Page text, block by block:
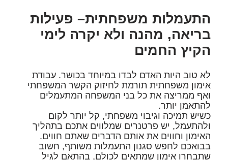
התעמלות משפחתית– פעילות
בריאה, מהנה ולא יקרה לימי
הקיץ החמים
לא טוב היות האדם לבדו במיוחד בכושר. עבודת
אימון משפחתית תורמת לחיזוק הקשר המשפחתי
ואף ממריצה את כל בני המשפחה המתעמלים
להתאמן יותר.
כשיש תמיכה וגיבוי משפחתי, קל יותר לקום
ולהתעמל, יש פרטנרים שמלווים אתכם בתהליך
האימון וחווים את אותם הדברים שאתם חווים.
בבואכם לחפש סגנון התעמלות משותף, חשוב
שתבחרו אימון שמתאים לכולם, בהתאם לגיל